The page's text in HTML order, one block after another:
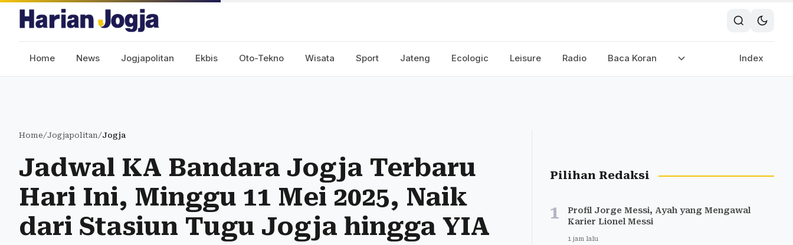
Home News Jogjapolitan Ekbis Oto-Tekno Wisata Sport Jateng Ecologic Leisure Radio Baca Koran Index
Home/Jogjapolitan/Jogja
Jadwal KA Bandara Jogja Terbaru
Hari Ini, Minggu 11 Mei 2025, Naik
dari Stasiun Tugu Jogja hingga YIA
Pilihan Redaksi
1
Profil Jorge Messi, Ayah yang Mengawal
Karier Lionel Messi
1 jam lalu